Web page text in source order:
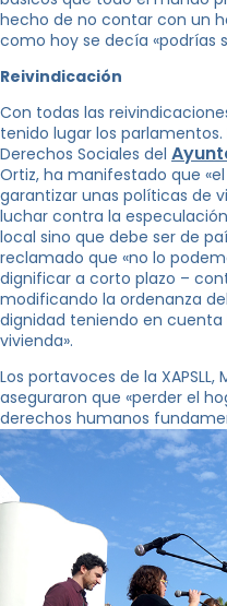
hecho de no contar con un
como hoy se decía «podrías
Reivindicación
Con todas las
tenido lugar los
Derechos Sociales del
Ortiz, ha manifestado que
garantizar unas políticas de
luchar contra la
local sino que debe ser de
reclamado que «no lo
dignificar a corto plazo –
modificando la ordenanza
dignidad teniendo en
vivienda».
Los portavoces de la
aseguraron que «perder el
derechos humanos